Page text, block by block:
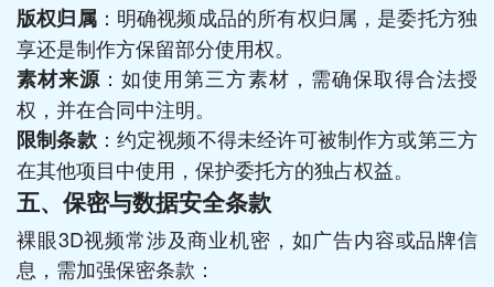
版权归属：明确视频成品的所有权归属，是委托方独
享还是制作方保留部分使用权。
素材来源 ：如使用第三方素材，需确保取得合法授
权，并在合同中注明。
限制条款：约定视频不得未经许可被制作方或第三方
在其他项目中使用，保护委托方的独占权益。
五、保密与数据安全条款
裸眼3D视频常涉及商业机密，如广告内容或品牌信
息，需加强保密条款：